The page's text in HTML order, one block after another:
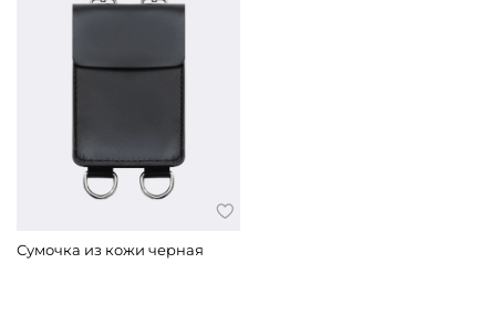
Сумочка из кожи черная